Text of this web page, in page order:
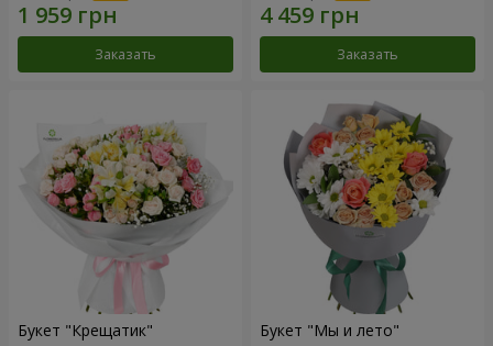
Заказать Заказать
Букет "Крещатик" Букет "Мы и лето"